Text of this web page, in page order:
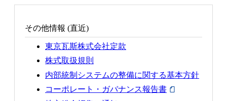
その他情報 (直近)
東京瓦斯株式会社定款
株式取扱規則
内部統制システムの整備に関する基本方針
コーポレート・ガバナンス報告書